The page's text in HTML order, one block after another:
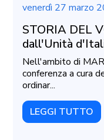
venerdì 27 marzo
STORIA DEL
dall'Unità
Nell'ambito di
conferenza a cura
ordinar...
LEGGI TUTTO